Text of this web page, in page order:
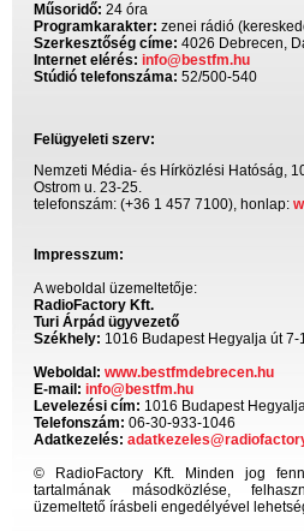
Műsoridő: 24 óra
Programkarakter: zenei rádió
Szerkesztőség címe: 4026 Debrecen,
Internet elérés: info@bestfm.hu
Stúdió telefonszáma: 52/500-540
Felügyeleti szerv:
Nemzeti Média- és Hírközlési Hatóság,
Ostrom u. 23-25.
telefonszám: (+36 1 457 7100), honlap:
Impresszum:
A weboldal üzemeltetője:
RadioFactory Kft.
Turi Árpád ügyvezető
Székhely: 1016 Budapest Hegyalja út 7-
Weboldal: www.bestfmdebrecen.hu
E-mail: info@bestfm.hu
Levelezési cím: 1016 Budapest
Telefonszám: 06-30-933-1046
Adatkezelés:
© RadioFactory Kft. Minden jog
tartalmának másodközlése,
üzemeltető írásbeli engedélyével